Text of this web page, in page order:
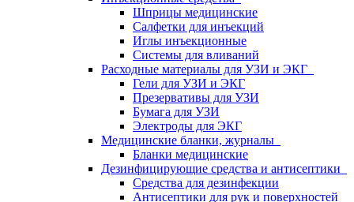
Шприцы медицинские
Салфетки для инъекций
Иглы инъекционные
Системы для вливаний
Расходные материалы для УЗИ и ЭКГ
Гели для УЗИ и ЭКГ
Презервативы для УЗИ
Бумага для УЗИ
Электроды для ЭКГ
Медицинские бланки, журналы
Бланки медицинские
Дезинфицирующие средства и антисептики
Средства для дезинфекции
Антисептики для рук и поверхностей